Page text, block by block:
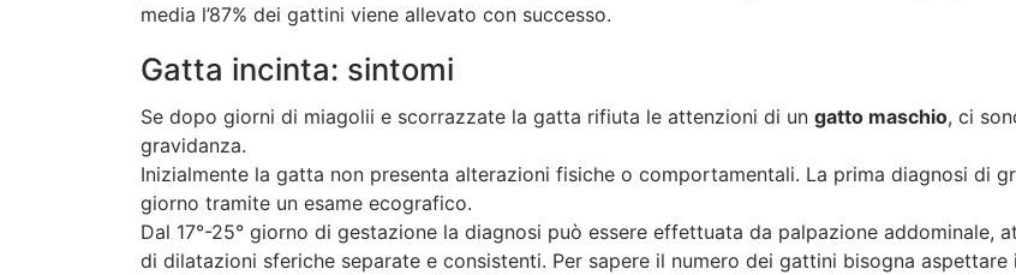
media l’87% dei gattini viene allevato con successo.
Gatta incinta: sintomi
Se dopo giorni di miagolii e scorrazzate la gatta rifiuta le attenzioni di un gatto maschio, ci
gravidanza.
Inizialmente la gatta non presenta alterazioni fisiche o comportamentali. La prima diagnosi di
giorno tramite un esame ecografico.
Dal 17°-25° giorno di gestazione la diagnosi può essere effettuata da palpazione addominale,
di dilatazioni sferiche separate e consistenti. Per sapere il numero dei gattini bisogna